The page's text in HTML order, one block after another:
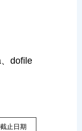
dofile
止日期